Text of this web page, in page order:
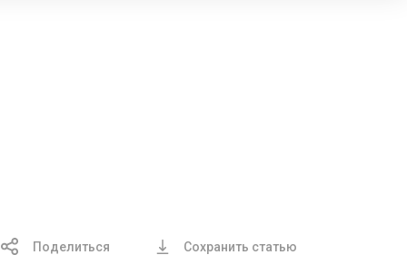
Поделиться Сохранить статью